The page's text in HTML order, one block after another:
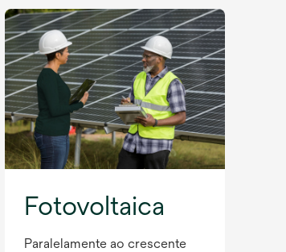
Fotovoltaica
Paralelamente ao crescente